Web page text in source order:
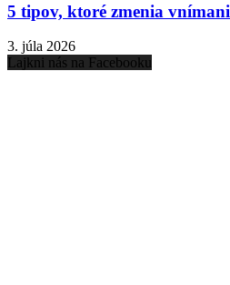
5 tipov, ktoré zmenia
3. júla 2026
Lajkni nás na Facebooku